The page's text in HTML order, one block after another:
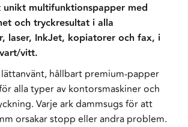
multifunktionspapper med
och tryckresultat i alla
laser, InkJet, kopiatorer och fax, i
vitt.
hållbart premium-papper
alla typer av kontorsmaskiner och
Varje ark dammsugs för att
orsakar stopp eller andra problem.